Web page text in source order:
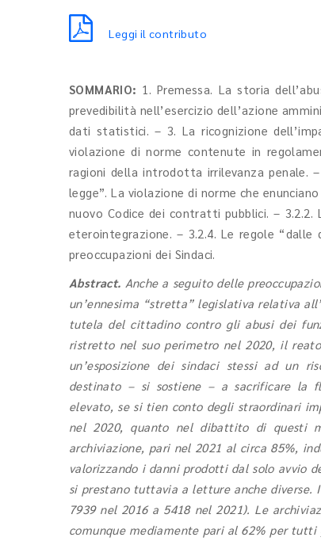
Leggi il contributo
SOMMARIO: 1. Premessa. La storia
prevedibilità nell’esercizio dell’azione
dati statistici. – 3. La ricognizione
violazione di norme contenute in
ragioni della introdotta irrilevanza penale.
legge”. La violazione di norme che
nuovo Codice dei contratti pubblici. –
eterointegrazione. – 3.2.4. Le regole “dalle
preoccupazioni dei Sindaci.
Abstract. Anche a seguito delle
un’ennesima “stretta” legislativa relativa
tutela del cittadino contro gli abusi dei
ristretto nel suo perimetro nel 2020, il
un’esposizione dei sindaci stessi ad un
destinato – si sostiene – a sacrificare la
elevato, se si tien conto degli straordinari
nel 2020, quanto nel dibattito di questi
archiviazione, pari nel 2021 al circa 85%,
valorizzando i danni prodotti dal solo avvio
si prestano tuttavia a letture anche
7939 nel 2016 a 5418 nel 2021). Le
comunque mediamente pari al 62% per